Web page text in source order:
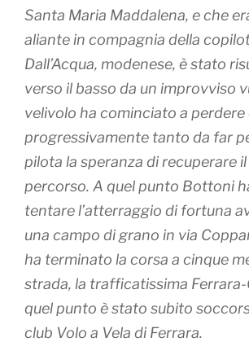
Santa Maria Maddalena, e che
aliante in compagnia della
Dall’Acqua, modenese, è stato
verso il basso da un improvviso
velivolo ha cominciato a perdere
progressivamente tanto da far
pilota la speranza di recuperare
percorso. A quel punto Bottoni
tentare l’atterraggio di fortuna
una campo di grano in via
ha terminato la corsa a cinque
strada, la trafficatissima
quel punto è stato subito
club Volo a Vela di Ferrara.